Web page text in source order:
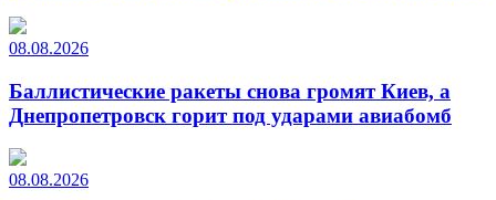
08.08.2026
Баллистические ракеты снова громят Киев, а
Днепропетровск горит под ударами авиабомб
08.08.2026